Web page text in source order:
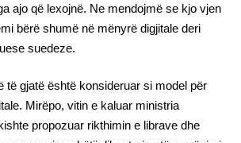
ajo që lexojnë. Ne mendojmë se kjo vjen
bërë shumë në mënyrë digjitale deri
suedeze.
të gjatë është konsideruar si model për
Mirëpo, vitin e kaluar ministria
propozuar rikthimin e librave dhe